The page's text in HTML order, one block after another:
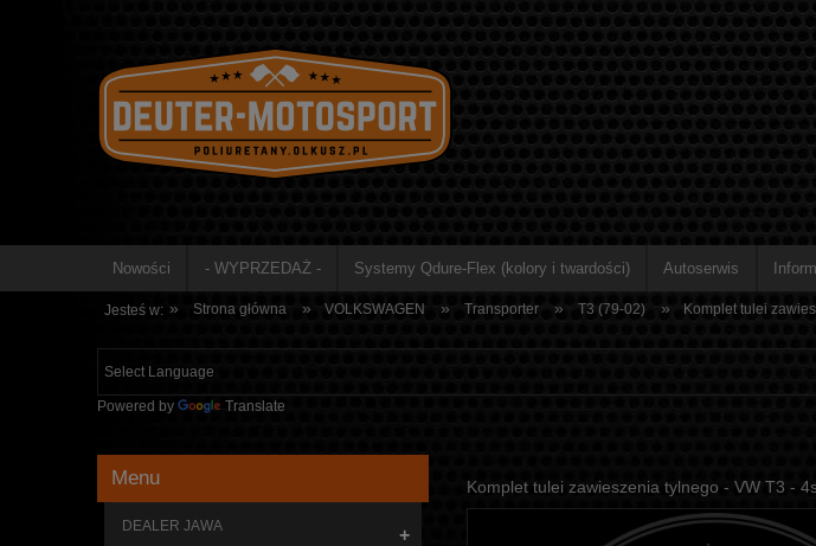
Nowości - WYPRZEDAŻ - Systemy Qdure-Flex (kolory i twardości) Autoserwis
Jesteś w: » Strona główna » VOLKSWAGEN » Transporter » T3 (79-02) » Komplet tulei
Powered by Translate
Menu
DEALER JAWA +
Komplet tulei zawieszenia tylnego - VW T3 -